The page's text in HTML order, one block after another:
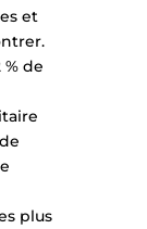
et
de
plus